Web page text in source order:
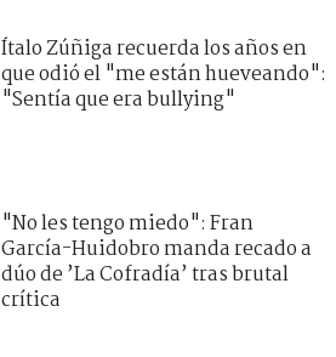
Ítalo Zúñiga recuerda los años en
que odió el "me están hueveando":
"Sentía que era bullying"
"No les tengo miedo": Fran
García-Huidobro manda recado a
dúo de ’La Cofradía’ tras brutal
crítica